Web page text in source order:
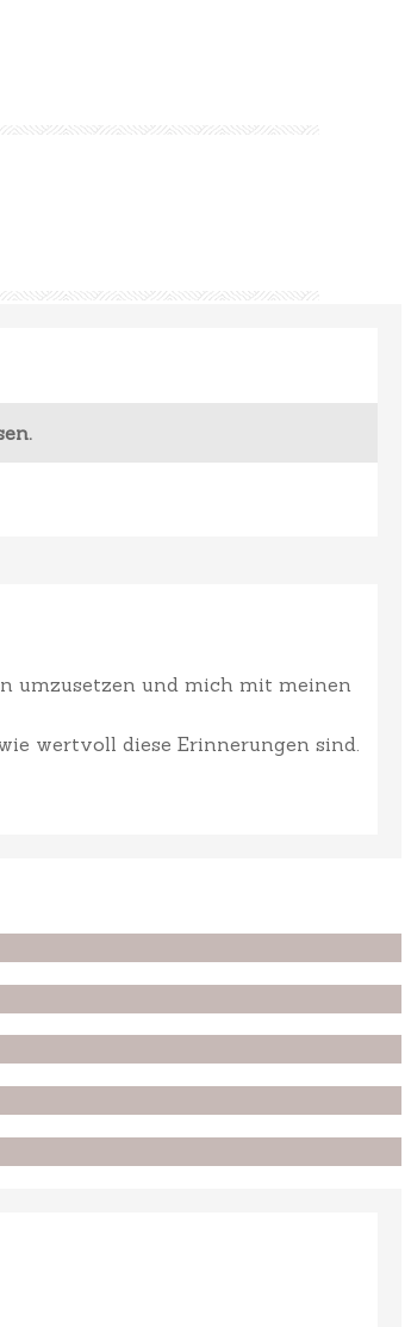
umzusetzen und mich mit meinen
wertvoll diese Erinnerungen sind.